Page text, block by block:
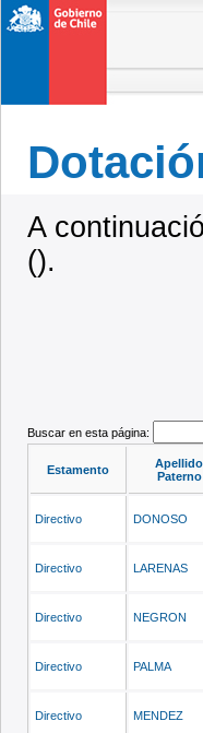
A
().
Buscar en esta página:
Estamento
Apellido
Paterno
Directivo DONOSO
Directivo LARENAS
Directivo NEGRON
Directivo PALMA
Directivo MENDEZ